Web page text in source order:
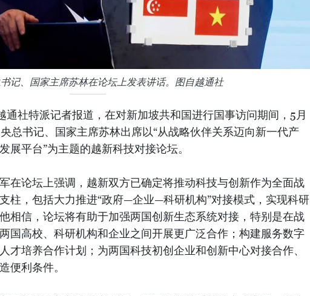
记、国家主席苏林在论坛上发表讲话。图自越通社
社特派记者报道，在对新加坡共和国进行国事访问期间，5月
总书记、国家主席苏林出席以“从战略伙伴关系迈向新一代产
展平台”为主题的越新科技对接论坛。
在论坛上强调，越新双方已确定将推动科技与创新作为全面战
柱，包括大力推进“政府—企业—科研机构”对接模式，实现科研
相信，论坛将有助于加强两国创新生态系统对接，特别是在战
国高校、科研机构和企业之间开展更广泛合作；构建服务数字
才培养合作计划；为两国科技初创企业和创新中心对接合作、
便利条件。